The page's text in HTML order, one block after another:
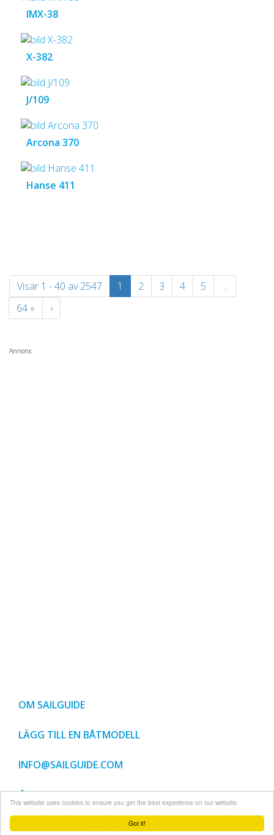
Got it!
This website uses cookies to ensure you get the best experience on our website.
IMX-38
X-382
J/109
Arcona 370
Hanse 411
Visar 1 - 40 av 2547 1 2 3 4 5
…
64 »
›
Annons:
OM SAILGUIDE
LÄGG TILL EN BÅTMODELL
INFO@SAILGUIDE.COM
© SEGLA MERA SVERIGE AB 1999-2018, SIDAN SKYDDAS AV SVENSK UPPHOVSRÄTT,
KOPIERING EJ TILLÅTEN UTAN UPPHOVSRÄTTSINNEHAVARENS TILLSTÅND.
ANVÄNDNINGSVILLKOR SAILGUIDE.COM